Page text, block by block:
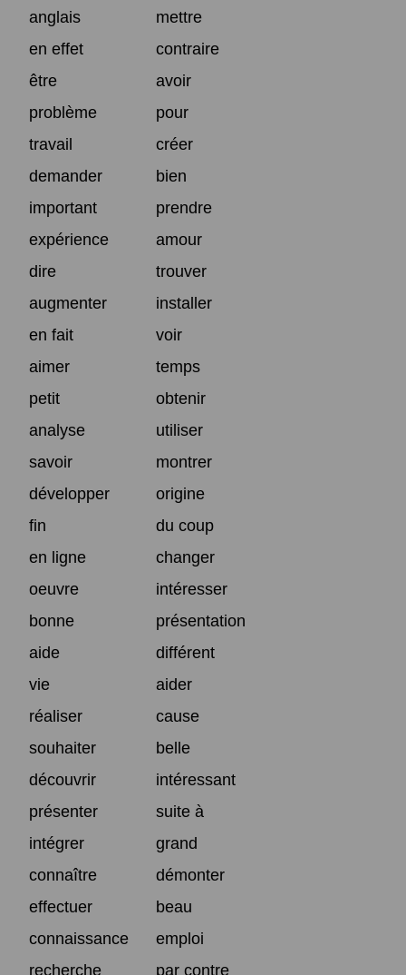
anglais
mettre
en effet
contraire
être
avoir
problème
pour
travail
créer
demander
bien
important
prendre
expérience
amour
dire
trouver
augmenter
installer
en fait
voir
aimer
temps
petit
obtenir
analyse
utiliser
savoir
montrer
développer
origine
fin
du coup
en ligne
changer
oeuvre
intéresser
bonne
présentation
aide
différent
vie
aider
réaliser
cause
souhaiter
belle
découvrir
intéressant
présenter
suite à
intégrer
grand
connaître
démonter
effectuer
beau
connaissance
emploi
recherche
par contre